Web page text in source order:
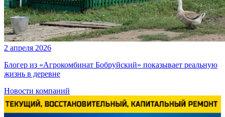
2 апреля 2026
Блогер из «Агрокомбинат Бобруйский» показывает реальную
жизнь в деревне
Новости компаний